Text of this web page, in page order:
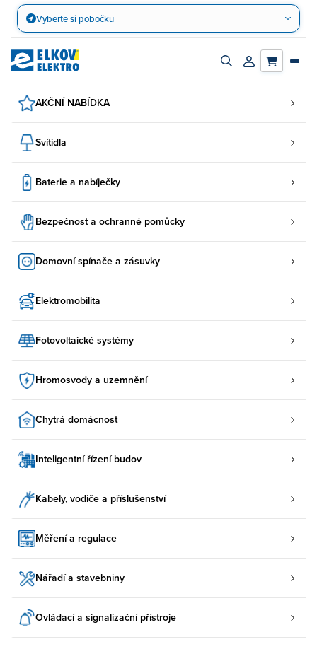
Přejít
obsah
Vyberte si pobočku
Zapnout/vypnout
Přihlásit/
AKČNÍ NABÍDKA
Svítidla
Baterie a nabíječky
Bezpečnost a ochranné pomůcky
Domovní spínače a zásuvky
Elektromobilita
Fotovoltaické systémy
Hromosvody a uzemnění
Chytrá domácnost
Inteligentní řízení budov
Kabely, vodiče a příslušenství
Měření a regulace
Nářadí a stavebniny
Ovládací a signalizační přístroje